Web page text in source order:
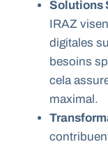
Solutions
IRAZ
digitales
besoins
cela
maximal.